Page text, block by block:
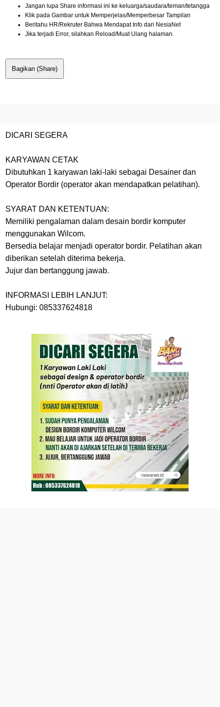
Jangan lupa Share informasi ini ke keluarga/saudara/teman/tetangga
Klik pada Gambar untuk Memperjelas/Memperbesar Tampilan
Beritahu HR/Rekruter Bahwa Mendapat Info dari NesiaNet
Jika terjadi Error, silahkan Reload/Muat Ulang halaman.
Bagikan (Share)
DICARI SEGERA
KARYAWAN CETAK
Dibutuhkan 1 karyawan laki-laki sebagai Desainer dan
Operator Bordir (operator akan mendapatkan pelatihan).
SYARAT DAN KETENTUAN:
Memiliki pengalaman dalam desain bordir komputer
menggunakan Wilcom.
Bersedia belajar menjadi operator bordir. Pelatihan akan
diberikan setelah diterima bekerja.
Jujur dan bertanggung jawab.
INFORMASI LEBIH LANJUT:
Hubungi: 085337624818